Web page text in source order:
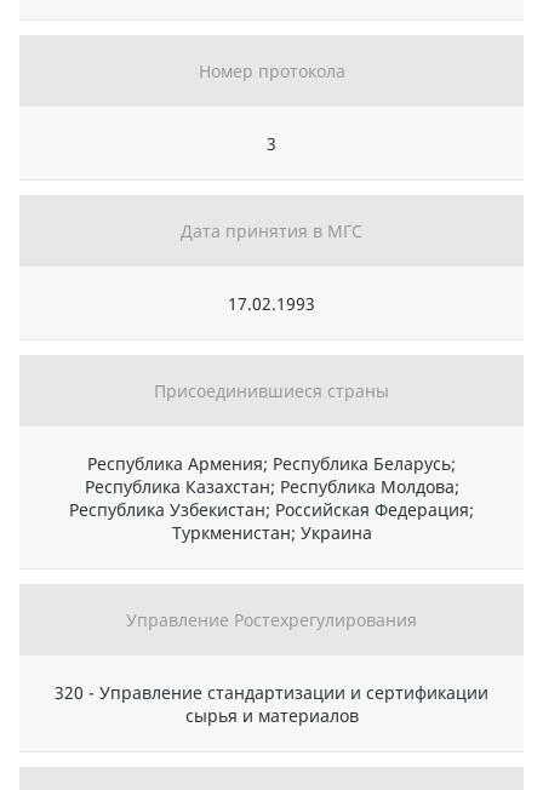
Номер протокола
3
Дата принятия в МГС
17.02.1993
Присоединившиеся страны
Республика Армения; Республика Беларусь;
Республика Казахстан; Республика Молдова;
Республика Узбекистан; Российская Федерация;
Туркменистан; Украина
Управление Ростехрегулирования
320 - Управление стандартизации и сертификации
сырья и материалов